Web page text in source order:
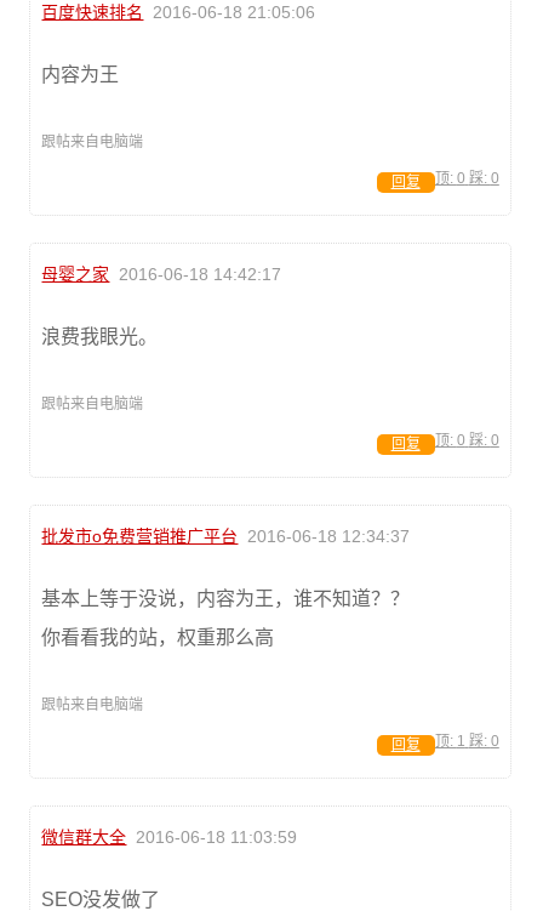
百度快速排名 2016-06-18 21:05:06
内容为王
跟帖来自电脑端
顶: 0 踩: 0
回复
母婴之家 2016-06-18 14:42:17
浪费我眼光。
跟帖来自电脑端
顶: 0 踩: 0
回复
批发市o免费营销推广平台 2016-06-18 12:34:37
基本上等于没说，内容为王，谁不知道？？
你看看我的站，权重那么高
跟帖来自电脑端
顶: 1 踩: 0
回复
微信群大全 2016-06-18 11:03:59
SEO没发做了